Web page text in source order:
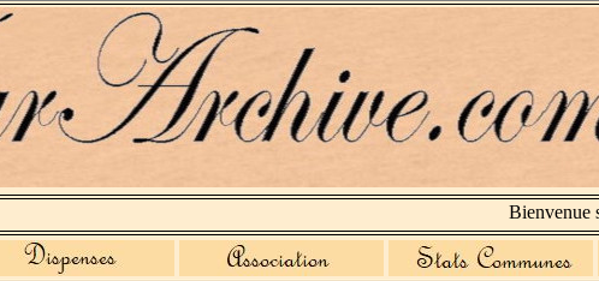
Bienvenue